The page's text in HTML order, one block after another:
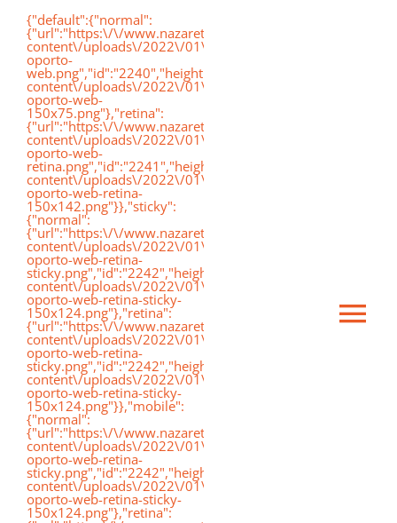
Saltar
contenido
{"default":{"normal":
{"url":"https:\/\/www.nazaretoporto.org\/wp-
content\/uploads\/2022\/01\/logo-
oporto-
content\/uploads\/2022\/01\/logo-
oporto-web-
150x75.png"},"retina":
{"url":"https:\/\/www.nazaretoporto.org\/wp-
content\/uploads\/2022\/01\/logo-
oporto-web-
content\/uploads\/2022\/01\/logo-
oporto-web-retina-
150x142.png"}},"sticky":
{"normal":
{"url":"https:\/\/www.nazaretoporto.org\/wp-
content\/uploads\/2022\/01\/logo-
oporto-web-retina-
content\/uploads\/2022\/01\/logo-
oporto-web-retina-sticky-
150x124.png"},"retina":
{"url":"https:\/\/www.nazaretoporto.org\/wp-
content\/uploads\/2022\/01\/logo-
oporto-web-retina-
content\/uploads\/2022\/01\/logo-
oporto-web-retina-sticky-
150x124.png"}},"mobile":
{"normal":
{"url":"https:\/\/www.nazaretoporto.org\/wp-
content\/uploads\/2022\/01\/logo-
oporto-web-retina-
content\/uploads\/2022\/01\/logo-
oporto-web-retina-sticky-
150x124.png"},"retina":
Inicio
Conócenos
Etapas educativas